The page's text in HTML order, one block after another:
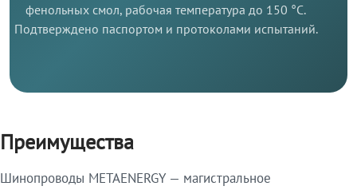
фенольных смол, рабочая температура до 150 °C.
Подтверждено паспортом и протоколами испытаний.
Преимущества
Шинопроводы METAENERGY — магистральное